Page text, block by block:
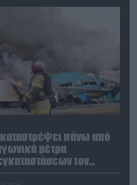
πάνω από
μέτρα
τον